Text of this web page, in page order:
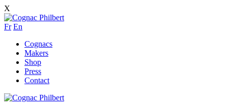
X
Fr En
Cognacs
Makers
Shop
Press
Contact